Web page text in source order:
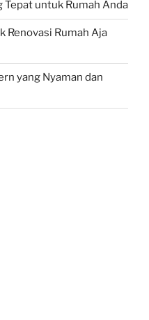
Tepat untuk Rumah Anda
Renovasi Rumah Aja
yang Nyaman dan